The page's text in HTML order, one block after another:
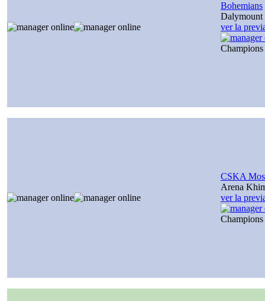
Bohemians
Dalymount
ver la
CSKA
Arena
ver la